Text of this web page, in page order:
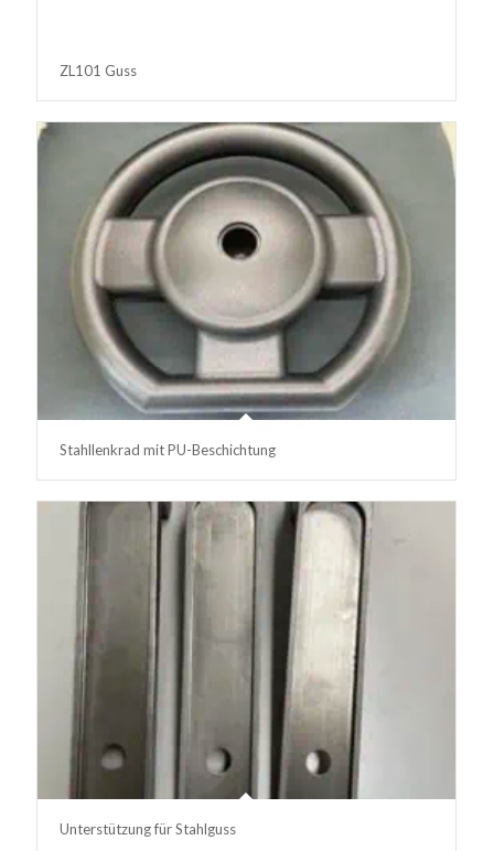
ZL101 Guss
Stahllenkrad mit PU-Beschichtung
Unterstützung für Stahlguss